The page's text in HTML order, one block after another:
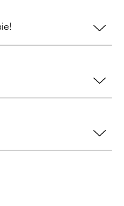
anonimowa,
neutralny nadawca,
zwrócimy Ci
i bez
teraz – wyślemy w
199 zł
jesy niezwykle